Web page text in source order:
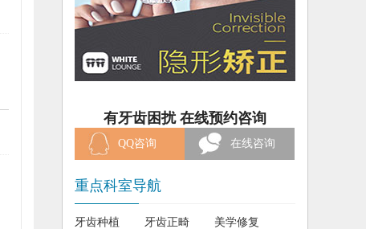
有牙齿困扰 在线预约咨询
QQ咨询 在线咨询
重点科室导航
牙齿种植 牙齿正畸
美学修复